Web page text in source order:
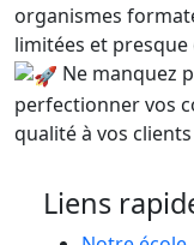
organismes
limitées et presque
Ne manquez
perfectionner vos
qualité à vos
Liens